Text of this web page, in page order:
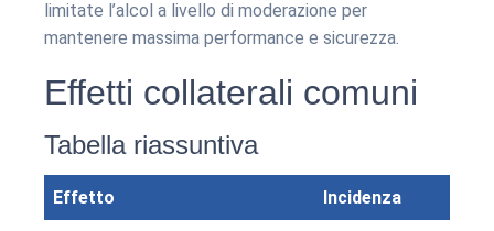
limitate l’alcol a livello di moderazione per
mantenere massima performance e sicurezza.
Effetti collaterali comuni
Tabella riassuntiva
Effetto Incidenza